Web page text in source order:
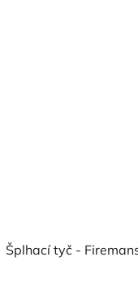
Šplhací tyč -